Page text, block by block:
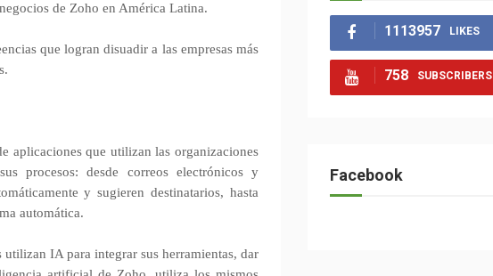
de Zoho en América Latina.
que logran disuadir a las empresas más
aplicaciones que utilizan las organizaciones
procesos: desde correos electrónicos y
y sugieren destinatarios, hasta
automática.
utilizan IA para integrar sus herramientas, dar
1113957 LIKES
758 SUBSCRIBERS
Facebook